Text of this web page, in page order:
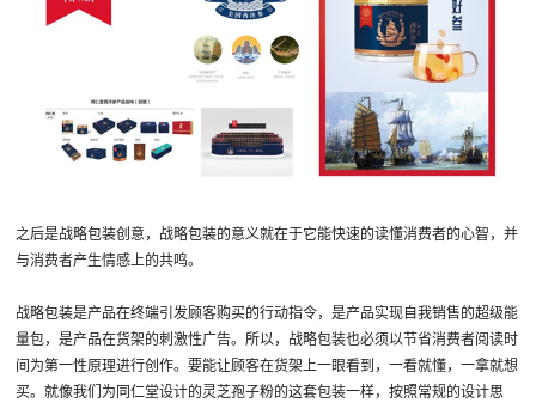
之后是战略包装创意，战略包装的意义就在于它能快速的读懂消费者的心智，并
与消费者产生情感上的共鸣。
战略包装是产品在终端引发顾客购买的行动指令，是产品实现自我销售的超级能
量包，是产品在货架的刺激性广告。所以，战略包装也必须以节省消费者阅读时
间为第一性原理进行创作。要能让顾客在货架上一眼看到，一看就懂，一拿就想
买。就像我们为同仁堂设计的灵芝孢子粉的这套包装一样，按照常规的设计思